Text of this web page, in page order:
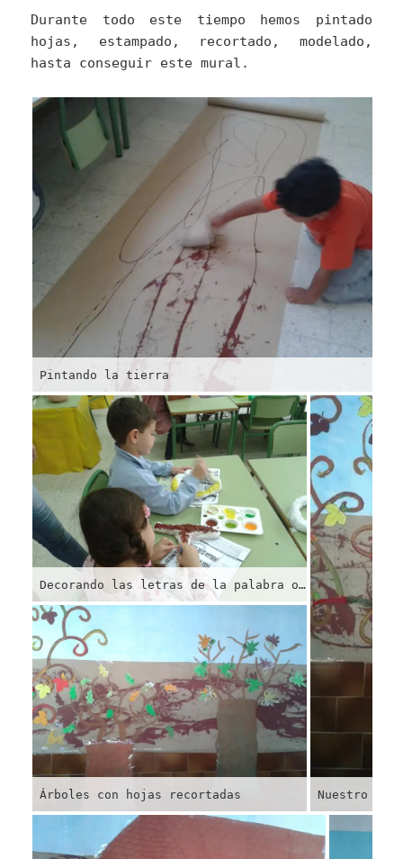
Durante todo este tiempo hemos pintado
hojas, estampado, recortado, modelado,
hasta conseguir este mural.
Pintando la tierra
Decorando las letras de la palabra otoño
Árboles con hojas recortadas Nuestro